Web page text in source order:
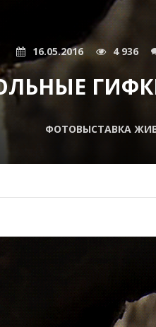
16.05.2016 4 936
ФОТОВЫСТАВКА